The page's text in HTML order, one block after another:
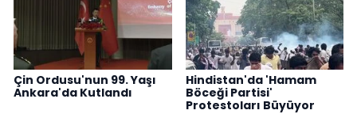
Çin Ordusu'nun 99. Yaşı
Ankara'da Kutlandı
Hindistan'da 'Hamam
Böceği Partisi'
Protestoları Büyüyor